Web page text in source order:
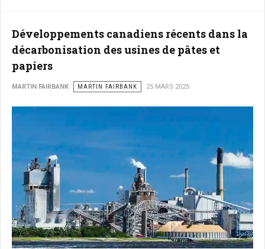
Développements canadiens récents dans la
décarbonisation des usines de pâtes et
papiers
MARTIN FAIRBANK MARTIN FAIRBANK 25 MARS 2025